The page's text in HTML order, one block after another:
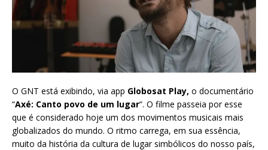
O GNT está exibindo, via app Globosat Play, o documentário
“Axé: Canto povo de um lugar“. O filme passeia por esse
que é considerado hoje um dos movimentos musicais mais
globalizados do mundo. O ritmo carrega, em sua essência,
muito da história da cultura de lugar simbólicos do nosso país,